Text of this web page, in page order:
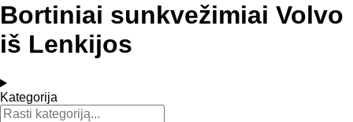
Bortiniai sunkvežimiai Volvo
iš Lenkijos
Kategorija